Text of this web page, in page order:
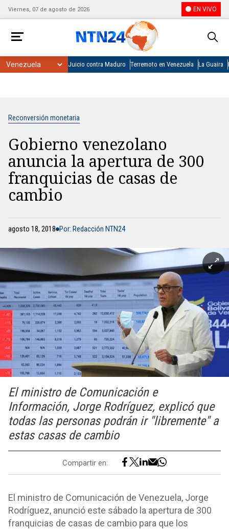
Viernes, 07 de agosto de 2026 EN VIVO
Juicio contra Maduro Terremoto en Venezuela La Guaira
Reconversión monetaria
Gobierno venezolano
anuncia la apertura de 300
franquicias de casas de
cambio
agosto 18, 2018 Por: Redacción NTN24
El ministro de Comunicación e
Información, Jorge Rodríguez, explicó que
todas las personas podrán ir "libremente" a
estas casas de cambio
Compartir en:
El ministro de Comunicación de Venezuela, Jorge
Rodríguez, anunció este sábado la apertura de 300
franquicias de casas de cambio para que los